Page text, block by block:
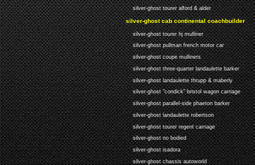
silver-ghost tourer alford & alder
silver-ghost cab continental coachbuilder
silver-ghost tourer hj mulliner
silver-ghost pullman french motor car
silver-ghost coupe mulliners
silver-ghost three-quarter landaulette barker
silver-ghost landaulette thrupp & maberly
silver-ghost "condick" bristol wagon carriage
silver-ghost parallel-side phaeton barker
silver-ghost landaulette robertson
silver-ghost tourer regent carriage
silver-ghost no bodied
silver-ghost isadora
silver-ghost chassis autoworld